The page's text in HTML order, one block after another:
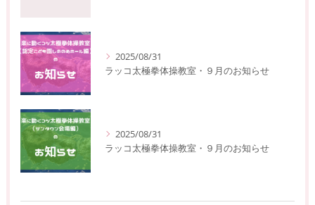
2025/08/31
ラッコ太極拳体操教室・９月のお知らせ
2025/08/31
ラッコ太極拳体操教室・９月のお知らせ